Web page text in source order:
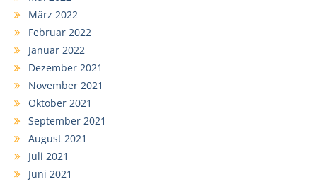
März 2022
Februar 2022
Januar 2022
Dezember 2021
November 2021
Oktober 2021
September 2021
August 2021
Juli 2021
Juni 2021